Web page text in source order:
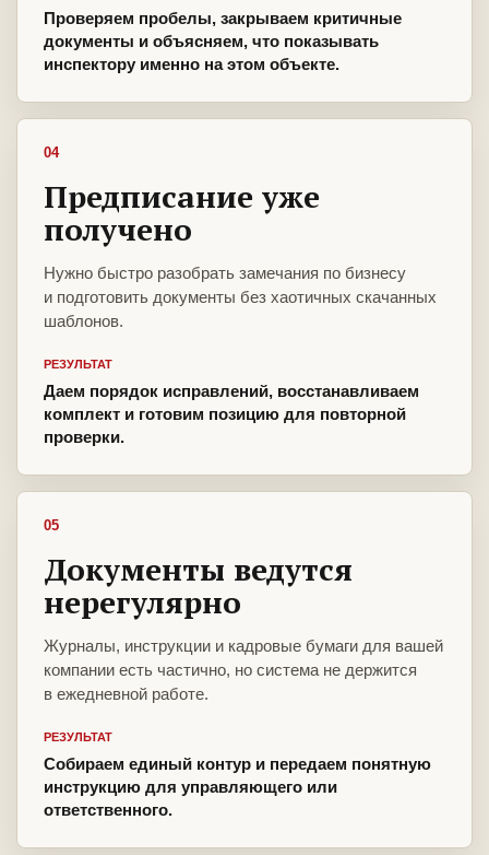
Проверяем пробелы, закрываем критичные
документы и объясняем, что показывать
инспектору именно на этом объекте.
04
Предписание уже
получено
Нужно быстро разобрать замечания по бизнесу
и подготовить документы без хаотичных скачанных
шаблонов.
РЕЗУЛЬТАТ
Даем порядок исправлений, восстанавливаем
комплект и готовим позицию для повторной
проверки.
05
Документы ведутся
нерегулярно
Журналы, инструкции и кадровые бумаги для вашей
компании есть частично, но система не держится
в ежедневной работе.
РЕЗУЛЬТАТ
Собираем единый контур и передаем понятную
инструкцию для управляющего или
ответственного.